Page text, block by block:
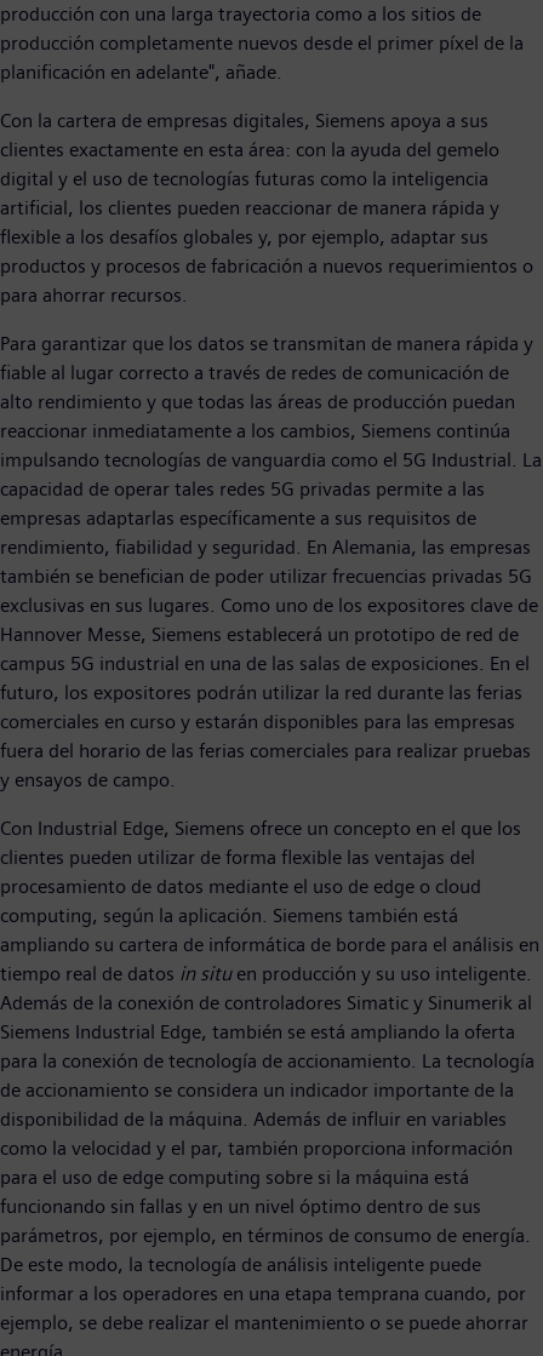
producción con una larga trayectoria como a los sitios de
producción completamente nuevos desde el primer píxel de la
planificación en adelante", añade.
Con la cartera de empresas digitales, Siemens apoya a sus
clientes exactamente en esta área: con la ayuda del gemelo
digital y el uso de tecnologías futuras como la inteligencia
artificial, los clientes pueden reaccionar de manera rápida y
flexible a los desafíos globales y, por ejemplo, adaptar sus
productos y procesos de fabricación a nuevos requerimientos o
para ahorrar recursos.
Para garantizar que los datos se transmitan de manera rápida y
fiable al lugar correcto a través de redes de comunicación de
alto rendimiento y que todas las áreas de producción puedan
reaccionar inmediatamente a los cambios, Siemens continúa
impulsando tecnologías de vanguardia como el 5G Industrial. La
capacidad de operar tales redes 5G privadas permite a las
empresas adaptarlas específicamente a sus requisitos de
rendimiento, fiabilidad y seguridad. En Alemania, las empresas
también se benefician de poder utilizar frecuencias privadas 5G
exclusivas en sus lugares. Como uno de los expositores clave de
Hannover Messe, Siemens establecerá un prototipo de red de
campus 5G industrial en una de las salas de exposiciones. En el
futuro, los expositores podrán utilizar la red durante las ferias
comerciales en curso y estarán disponibles para las empresas
fuera del horario de las ferias comerciales para realizar pruebas
y ensayos de campo.
Con Industrial Edge, Siemens ofrece un concepto en el que los
clientes pueden utilizar de forma flexible las ventajas del
procesamiento de datos mediante el uso de edge o cloud
computing, según la aplicación. Siemens también está
ampliando su cartera de informática de borde para el análisis en
tiempo real de datos in situen producción y su uso inteligente.
Además de la conexión de controladores Simatic y Sinumerik al
Siemens Industrial Edge, también se está ampliando la oferta
para la conexión de tecnología de accionamiento. La tecnología
de accionamiento se considera un indicador importante de la
disponibilidad de la máquina. Además de influir en variables
como la velocidad y el par, también proporciona información
para el uso de edge computing sobre si la máquina está
funcionando sin fallas y en un nivel óptimo dentro de sus
parámetros, por ejemplo, en términos de consumo de energía.
De este modo, la tecnología de análisis inteligente puede
informar a los operadores en una etapa temprana cuando, por
ejemplo, se debe realizar el mantenimiento o se puede ahorrar
energía.